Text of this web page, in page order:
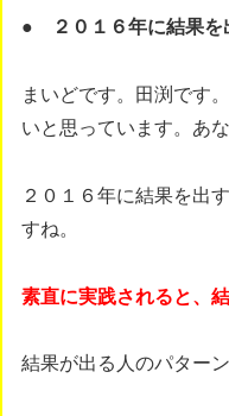
● ２０１６年に結果を
まいどです。田渕です
いと思っています。あ
２０１６年に結果を出
すね。
素直に実践されると、
結果が出る人のパター